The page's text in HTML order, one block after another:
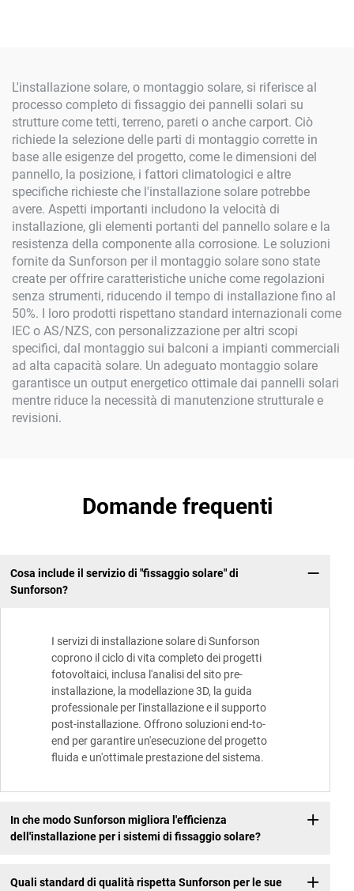
L'installazione solare, o montaggio solare, si riferisce al
processo completo di fissaggio dei pannelli solari su
strutture come tetti, terreno, pareti o anche carport. Ciò
richiede la selezione delle parti di montaggio corrette in
base alle esigenze del progetto, come le dimensioni del
pannello, la posizione, i fattori climatologici e altre
specifiche richieste che l'installazione solare potrebbe
avere. Aspetti importanti includono la velocità di
installazione, gli elementi portanti del pannello solare e la
resistenza della componente alla corrosione. Le soluzioni
fornite da Sunforson per il montaggio solare sono state
create per offrire caratteristiche uniche come regolazioni
senza strumenti, riducendo il tempo di installazione fino al
50%. I loro prodotti rispettano standard internazionali come
IEC o AS/NZS, con personalizzazione per altri scopi
specifici, dal montaggio sui balconi a impianti commerciali
ad alta capacità solare. Un adeguato montaggio solare
garantisce un output energetico ottimale dai pannelli solari
mentre riduce la necessità di manutenzione strutturale e
revisioni.
Domande frequenti
Cosa include il servizio di "fissaggio solare" di
Sunforson?
I servizi di installazione solare di Sunforson
coprono il ciclo di vita completo dei progetti
fotovoltaici, inclusa l'analisi del sito pre-
installazione, la modellazione 3D, la guida
professionale per l'installazione e il supporto
post-installazione. Offrono soluzioni end-to-
end per garantire un'esecuzione del progetto
fluida e un'ottimale prestazione del sistema.
In che modo Sunforson migliora l'efficienza
dell'installazione per i sistemi di fissaggio solare?
Quali standard di qualità rispetta Sunforson per le sue